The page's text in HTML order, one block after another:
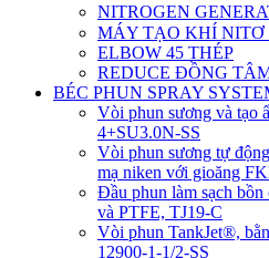
NITROGEN
MÁY TẠO KHÍ NITƠ
ELBOW 45 THÉP
REDUCE ĐỒNG
BÉC PHUN SPRAY
Vòi phun sương và
4+SU3.0N-SS
Vòi phun sương tự
mạ niken với gioăng
Đầu phun làm sạch
và PTFE, TJ19-C
Vòi phun TankJet®,
12900-1-1/2-SS